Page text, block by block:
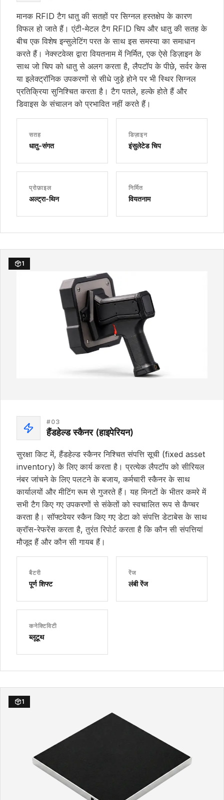
मानक RFID टैग धातु की सतहों पर सिग्नल हस्तक्षेप के कारण
विफल हो जाते हैं। एंटी-मेटल टैग RFID चिप और धातु की सतह के
बीच एक विशेष इन्सुलेटिंग परत के साथ इस समस्या का समाधान
करते हैं। नेक्स्टवेव्स द्वारा वियतनाम में निर्मित, एक ऐसे डिज़ाइन के
साथ जो चिप को धातु से अलग करता है, लैपटॉप के पीछे, सर्वर केस
या इलेक्ट्रॉनिक उपकरणों से सीधे जुड़े होने पर भी स्थिर सिग्नल
प्रतिक्रिया सुनिश्चित करता है। टैग पतले, हल्के होते हैं और
डिवाइस के संचालन को प्रभावित नहीं करते हैं।
सतह
धातु-संगत
डिज़ाइन
इंसुलेटेड चिप
प्रोफ़ाइल
अल्ट्रा-थिन
निर्मित
वियतनाम
1
#03
हैंडहेल्ड स्कैनर (हाइपेरियन)
सुरक्षा किट में, हैंडहेल्ड स्कैनर निश्चित संपत्ति सूची (fixed asset
inventory) के लिए कार्य करता है। प्रत्येक लैपटॉप को सीरियल
नंबर जांचने के लिए पलटने के बजाय, कर्मचारी स्कैनर के साथ
कार्यालयों और मीटिंग रूम से गुजरते हैं। यह मिनटों के भीतर कमरे में
सभी टैग किए गए उपकरणों से संकेतों को स्वचालित रूप से कैप्चर
करता है। सॉफ्टवेयर स्कैन किए गए डेटा को संपत्ति डेटाबेस के साथ
क्रॉस-रेफरेंस करता है, तुरंत रिपोर्ट करता है कि कौन सी संपत्तियां
मौजूद हैं और कौन सी गायब हैं।
बैटरी
पूर्ण शिफ्ट
रेंज
लंबी रेंज
कनेक्टिविटी
ब्लूटूथ
1